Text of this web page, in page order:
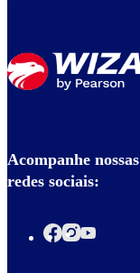
Acompanhe nossas
redes sociais: